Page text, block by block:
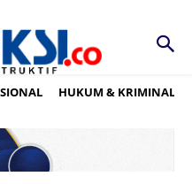
HUKUM & KRIMINAL